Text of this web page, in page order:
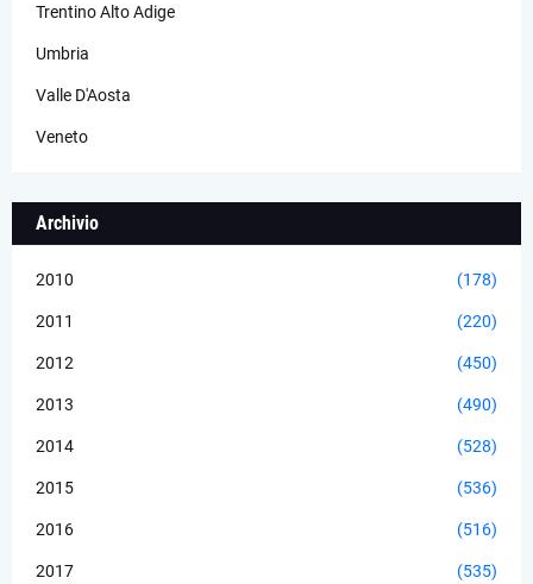
Trentino Alto Adige
Umbria
Valle D'Aosta
Veneto
Archivio
2010 (178)
2011 (220)
2012 (450)
2013 (490)
2014 (528)
2015 (536)
2016 (516)
2017 (535)